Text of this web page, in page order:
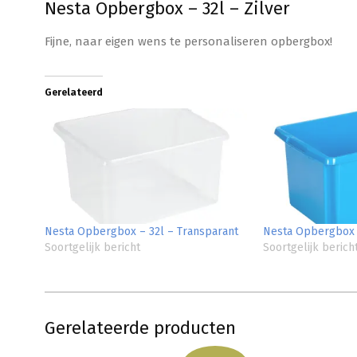
Nesta Opbergbox – 32l – Zilver
Fijne, naar eigen wens te personaliseren opbergbox!
Gerelateerd
Nesta Opbergbox – 32l – Transparant
Soortgelijk bericht
Nesta
Soortgelijk
Gerelateerde producten